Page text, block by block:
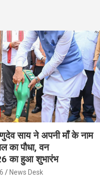
साय ने अपनी माँ के नाम
का पौधा, वन
का हुआ शुभारंभ
News Desk